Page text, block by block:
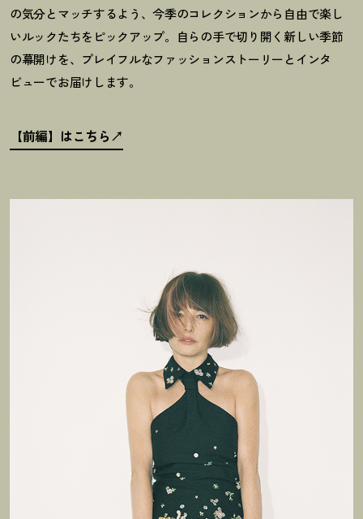
の気分とマッチするよう、今季のコレクションから自由で楽し
いルックたちをピックアップ。自らの手で切り開く新しい季節
の幕開けを、プレイフルなファッションストーリーとインタ
ビューでお届けします。
【前編】はこちら